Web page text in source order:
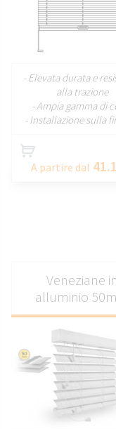
- Elevata durata e
alla trazione
- Ampia gamma di
- Installazione sulla
A partire dal
Veneziane in
alluminio